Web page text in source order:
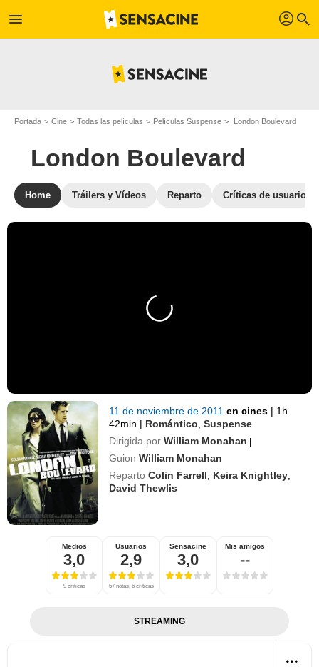
menu profil search
Portada Cine Todas las películas Películas Suspense London Boulevard
London Boulevard
Home Tráilers y Vídeos Reparto Críticas de usuarios
11 de noviembre de 2011en cines | 1h
42min | Romántico ,Suspense
Dirigida por William Monahan |
Guion William Monahan
Reparto Colin Farrell Keira Knightley
David Thewlis
Medios
3,0
9 críticas
Usuarios
2,9
57 notas, 6 críticas
Sensacine
3,0
Mis amigos
--
STREAMING